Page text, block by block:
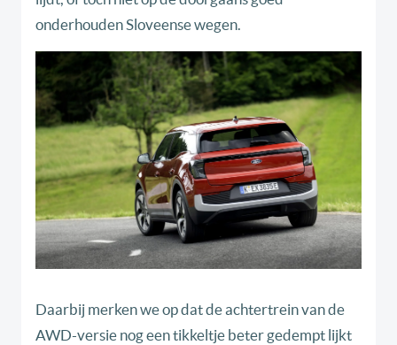
onderhouden Sloveense wegen.
Daarbij merken we op dat de achtertrein van de
AWD-versie nog een tikkeltje beter gedempt lijkt